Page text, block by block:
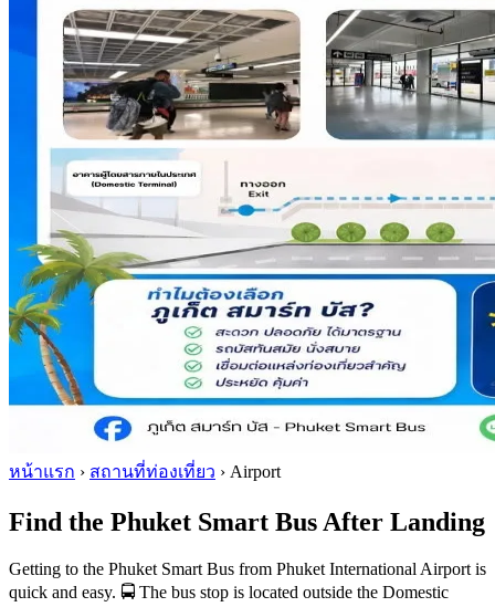
หน้าแรก › สถานที่ท่องเที่ยว › Airport
Find the Phuket Smart Bus After Landing
Getting to the Phuket Smart Bus from Phuket International Airport is
quick and easy. 🚍 The bus stop is located outside the Domestic